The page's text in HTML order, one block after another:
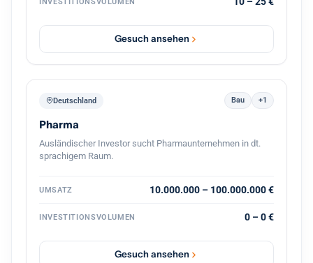
Management und mit Kontinuität für die Belegschaft.
Gesuch ansehen
Deutschland Bau +1
Pharma
Ausländischer Investor sucht Pharmaunternehmen in dt.
sprachigem Raum.
UMSATZ 10.000.000 – 100.000.000 €
INVESTITIONSVOLUMEN 0 – 0 €
Gesuch ansehen